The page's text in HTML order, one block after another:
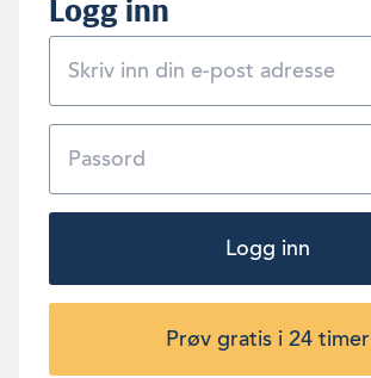
Logg inn
Logg inn
Prøv gratis i 24 timer